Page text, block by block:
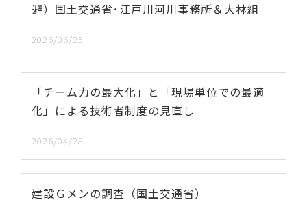
避）国土交通省･江戸川河川事務所＆大林組
2026/06/25
「チーム力の最大化」と「現場単位での最適
化」による技術者制度の見直し
2026/04/28
建設Ｇメンの調査（国土交通省）